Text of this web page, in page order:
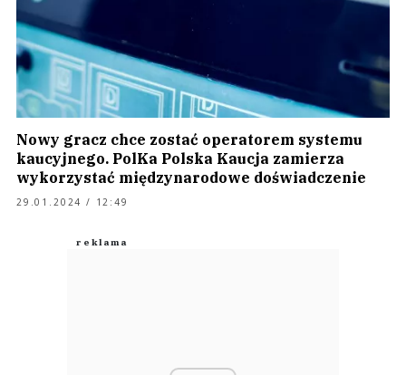
Nowy gracz chce zostać operatorem systemu
kaucyjnego. PolKa Polska Kaucja zamierza
wykorzystać międzynarodowe doświadczenie
29.01.2024 / 12:49